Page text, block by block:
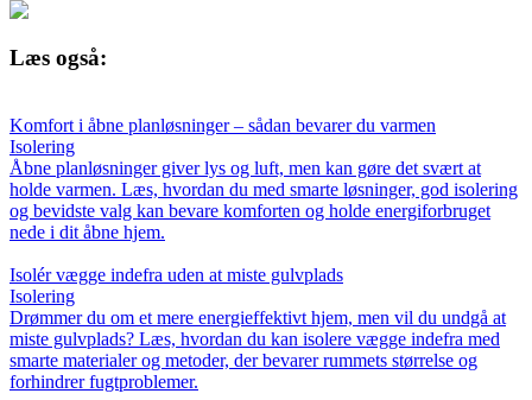
Læs også:
Komfort i åbne planløsninger – sådan bevarer du varmen
Isolering
Åbne planløsninger giver lys og luft, men kan gøre det svært at
holde varmen. Læs, hvordan du med smarte løsninger, god isolering
og bevidste valg kan bevare komforten og holde energiforbruget
nede i dit åbne hjem.
Isolér vægge indefra uden at miste gulvplads
Isolering
Drømmer du om et mere energieffektivt hjem, men vil du undgå at
miste gulvplads? Læs, hvordan du kan isolere vægge indefra med
smarte materialer og metoder, der bevarer rummets størrelse og
forhindrer fugtproblemer.